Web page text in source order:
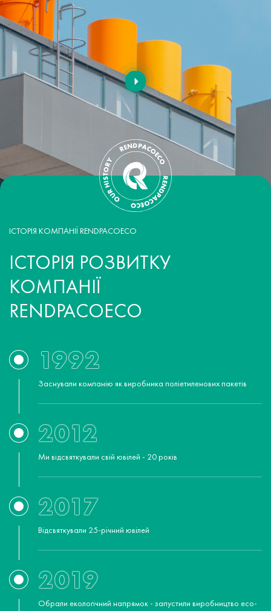
ІСТОРІЯ КОМПАНІЇ RENDPACOECO
ІСТОРІЯ РОЗВИТКУ
КОМПАНІЇ
RENDPACOECO
1992
Заснували компанію як виробника поліетиленових пакетів
2012
Ми відсвяткували свій ювілей - 20 років
2017
Відсвяткували 25-річний ювілей
2019
Обрали екологічний напрямок - запустили виробництво eco-